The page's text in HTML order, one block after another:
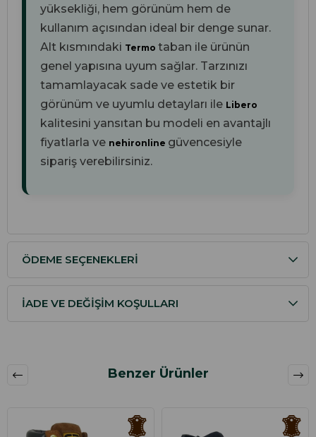
yüksekliği, hem görünüm hem de
kullanım açısından ideal bir denge sunar.
Alt kısmındaki Termo taban ile ürünün
genel yapısına uyum sağlar. Tarzınızı
tamamlayacak sade ve estetik bir
görünüm ve uyumlu detayları ile Libero
kalitesini yansıtan bu modeli en avantajlı
fiyatlarla ve nehironline güvencesiyle
sipariş verebilirsiniz.
ÖDEME SEÇENEKLERI
İADE VE DEĞIŞIM KOŞULLARI
Benzer Ürünler